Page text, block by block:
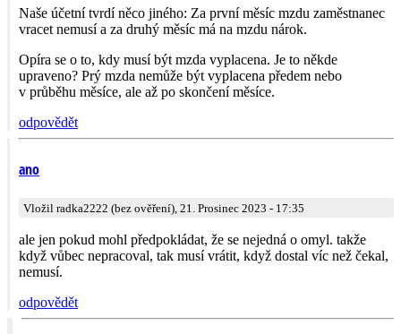
Naše účetní tvrdí něco jiného: Za první měsíc mzdu zaměstnanec
vracet nemusí a za druhý měsíc má na mzdu nárok.
Opíra se o to, kdy musí být mzda vyplacena. Je to někde
upraveno? Prý mzda nemůže být vyplacena předem nebo
v průběhu měsíce, ale až po skončení měsíce.
odpovědět
ano
Vložil radka2222 (bez ověření), 21. Prosinec 2023 - 17:35
ale jen pokud mohl předpokládat, že se nejedná o omyl. takže
když vůbec nepracoval, tak musí vrátit, když dostal víc než čekal,
nemusí.
odpovědět